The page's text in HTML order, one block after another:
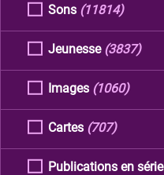
Sons (11814)
Jeunesse (3837)
Images (1060)
Cartes (707)
Publications en série